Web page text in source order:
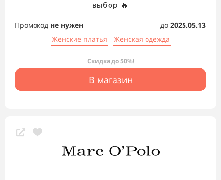
выбор 🔥
Промокод не нужен до 2025.05.13
Женские платья
Женская одежда
Скидка до 50%!
В магазин